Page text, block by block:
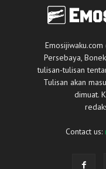
Persebaya,
tulisan-tulisan
Tulisan akan
dimuat.
Contact us: